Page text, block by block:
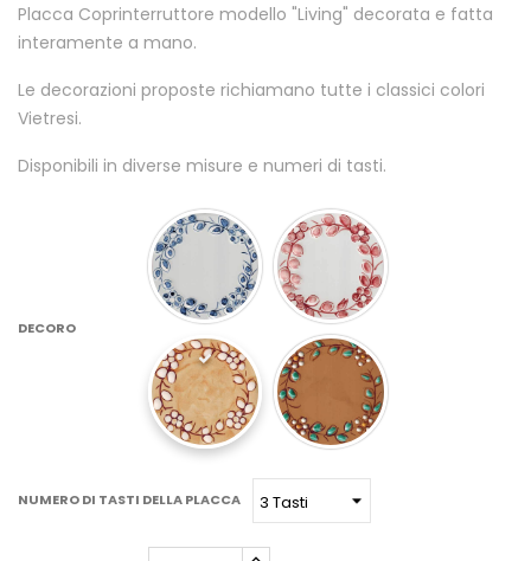
Placca Coprinterruttore modello "Living" decorata e fatta
interamente a mano.
Le decorazioni proposte richiamano tutte i classici colori
Vietresi.
Disponibili in diverse misure e numeri di tasti.
DECORO
NUMERO DI TASTI DELLA PLACCA